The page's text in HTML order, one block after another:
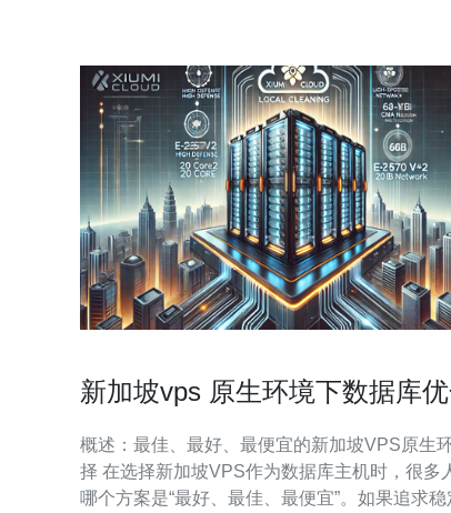
新加坡vps 原生环境下数据库
概述：最佳、最好、最便宜的新加坡VPS原生
择 在选择新加坡VPS作为数据库主机时，很多
哪个方案是“最好、最佳、最便宜”。如果追求稳